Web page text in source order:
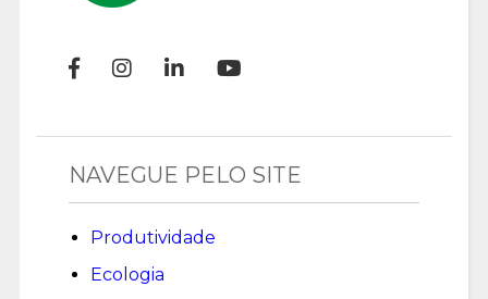
NAVEGUE PELO SITE
Produtividade
Ecologia